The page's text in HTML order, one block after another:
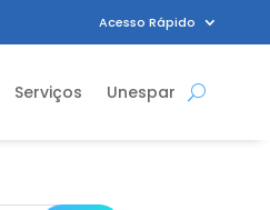
Acesso Rápido
Serviços Unespar